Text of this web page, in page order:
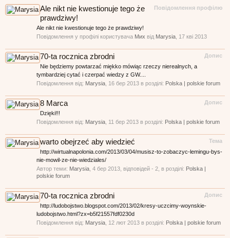
Повідомлення профілю
Ale nikt nie kwestionuje tego że
prawdziwy!
Ale nikt nie kwestionuje tego że prawdziwy!
Повідомлення у профілі користувача Мих від Marysia 17 кві 2013
Допис
70-ta rocznica zbrodni
Nie będziemy powtarzać miękko mówiąc rzeczy nierealnych, a
tymbardziej cytać i czerpać wiedzy z GW....
Повідомлення від: Marysia 16 бер 2013 в розділі: Polska | polskie forum
Допис
8 Marca
Dzięki!!!
Повідомлення від: Marysia 11 бер 2013 в розділі: Polska | polskie forum
Тема
warto obejrzeć aby wiedzieć
http://wirtualnapolonia.com/2013/03/04/musisz-to-zobaczyc-lemingu-bys-
nie-mowil-ze-nie-wiedziales/
Автор теми: Marysia 4 бер 2013 , відповідей - 2, в розділі: Polska |
polskie forum
Допис
70-ta rocznica zbrodni
http://ludobojstwo.blogspot.com/2013/02/kresy-uczcimy-woynskie-
ludobojstwo.html?zx=b5f21557fdf0230d
Повідомлення від: Marysia 12 лют 2013 в розділі: Polska | polskie forum